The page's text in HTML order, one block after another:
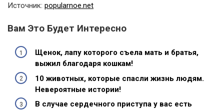
Источник: popularnoe.net
Вам Это Будет Интересно
Щенок, лапу которого съела мать и братья,
выжил благодаря кошкам!
10 животных, которые спасли жизнь людям.
Невероятные истории!
В случае сердечного приступа у вас есть